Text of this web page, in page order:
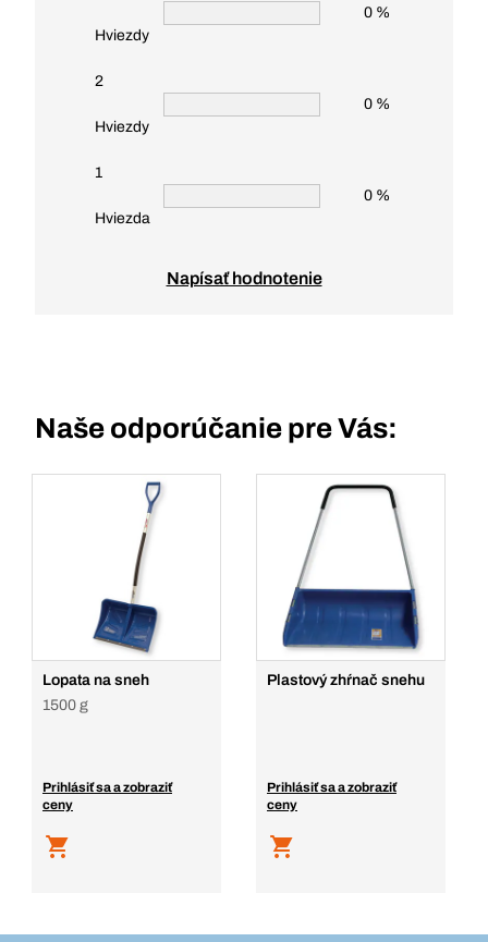
Hviezdy
0 %
2
Hviezdy
0 %
1
Hviezda
0 %
Napísať hodnotenie
Naše odporúčanie pre Vás:
Lopata na sneh
1500 g
Prihlásiť sa a zobraziť
ceny
Plastový zhŕnač snehu
Prihlásiť sa a zobraziť
ceny